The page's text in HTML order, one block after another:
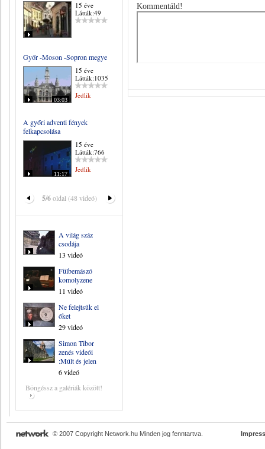
15 éve
Látták:49
Győr -Moson -Sopron megye
03:03
15 éve
Látták:1035
Jedlik
A győri adventi fények
felkapcsolása
11:17
15 éve
Látták:766
Jedlik
5/6oldal (48 videó)
A világ száz
csodája
13 videó
Fülbemászó
komolyzene
11 videó
Ne felejtsük el
őket
29 videó
Simon Tibor
zenés videói
:Múlt és jelen
6 videó
Böngéssz a galériák között!
Kommentáld!
© 2007 Copyright Network.hu Minden jog fenntartva.